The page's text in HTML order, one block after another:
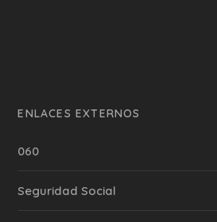
ENLACES EXTERNOS
060
Seguridad Social